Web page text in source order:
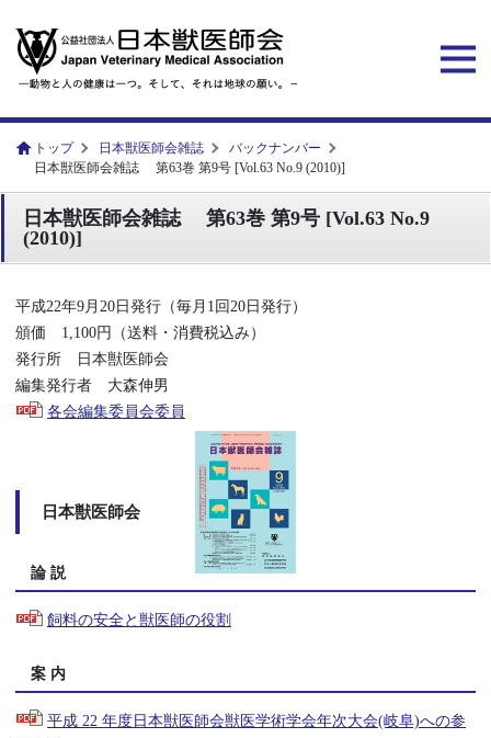
トップ 日本獣医師会雑誌
バックナンバー
日本獣医師会雑誌 第63巻 第9号 [Vol.63 No.9 (2010)]
日本獣医師会雑誌 第63巻 第9号 [Vol.63 No.9
(2010)]
平成22年9月20日発行（毎月1回20日発行）
頒価 1,100円（送料・消費税込み）
発行所 日本獣医師会
編集発行者 大森伸男
各会編集委員会委員
日本獣医師会
論 説
飼料の安全と獣医師の役割
案 内
平成 22 年度日本獣医師会獣医学術学会年次大会(岐阜)への参